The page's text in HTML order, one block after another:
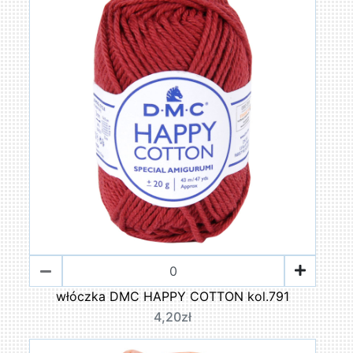
włóczka DMC HAPPY COTTON kol.791
4,20zł